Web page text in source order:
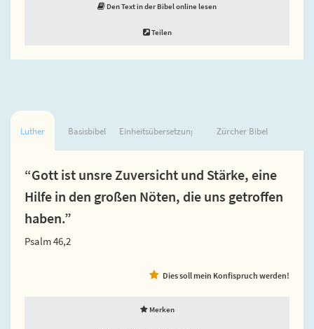
Den Text in der Bibel online lesen
Teilen
Luther Basisbibel Einheitsübersetzung Zürcher Bibel
“Gott ist unsre Zuversicht und Stärke, eine
Hilfe in den großen Nöten, die uns getroffen
haben.”
Psalm 46,2
Dies soll mein Konfispruch werden!
Merken